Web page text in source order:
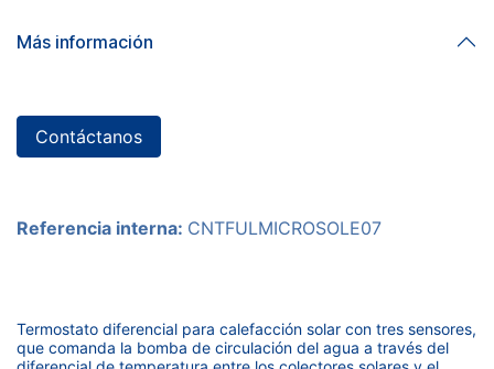
Más información
Contáctanos
Referencia interna: CNTFULMICROSOLE07
Termostato diferencial para calefacción solar con tres sensores,
que comanda la bomba de circulación del agua a través del